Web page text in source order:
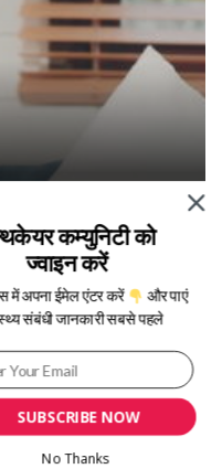
Cervical Cancer:
SUBSCRIBE NOW
कम्युनिटी को
ज्वाइन करें
में अपना ईमेल एंटर करें
और पाएं
संबंधी जानकारी सबसे पहले
No Thanks